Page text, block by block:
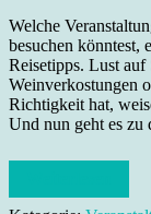
Welche
besuchen könntest,
Reisetipps. Lust auf
Weinverkostungen
Richtigkeit hat,
Und nun geht es zu